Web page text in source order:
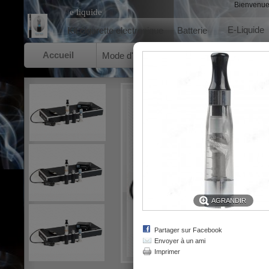
Accueil
Kit cigarette electronique E-Liquide
Batterie
e liquide
A propos de nous
Mode d'emploi